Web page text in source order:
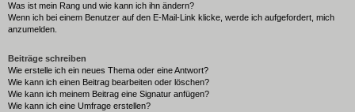
Was ist mein Rang und wie kann ich ihn ändern?
Wenn ich bei einem Benutzer auf den E-Mail-Link klicke, werde ich aufgefordert, mich
anzumelden.
Beiträge schreiben
Wie erstelle ich ein neues Thema oder eine Antwort?
Wie kann ich einen Beitrag bearbeiten oder löschen?
Wie kann ich meinem Beitrag eine Signatur anfügen?
Wie kann ich eine Umfrage erstellen?